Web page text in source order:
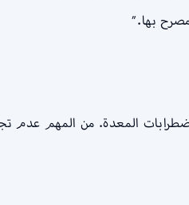
بها.”
المعدة. من المهم عدم